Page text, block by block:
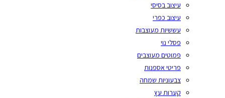
עיצוב בסיסי
עיצוב כפרי
עששיות מעוצבות
פסלי נוי
פמוטים מעוצבים
פריטי אספנות
צבעוניות שמחה
קערות עץ